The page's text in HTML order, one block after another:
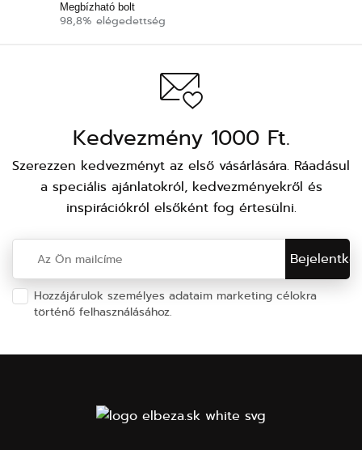
Megbízható bolt
98,8% elégedettség
Kedvezmény 1000 Ft.
Szerezzen kedvezményt az első vásárlására. Ráadásul
a speciális ajánlatokról, kedvezményekről és
inspirációkról elsőként fog értesülni.
Hozzájárulok személyes adataim marketing célokra
történő felhasználásához.